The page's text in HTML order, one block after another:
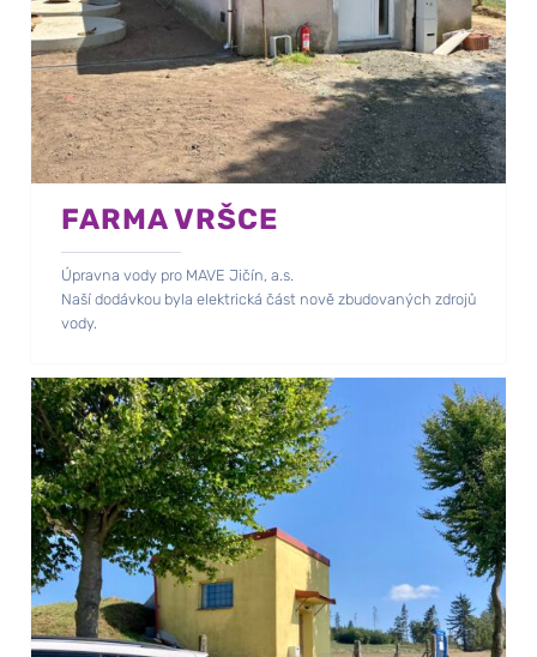
FARMA VRŠCE
Úpravna vody pro MAVE Jičín, a.s.
Naší dodávkou byla elektrická část nově zbudovaných zdrojů
vody.